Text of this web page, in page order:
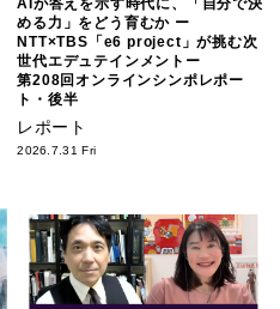
AIが答えを示す時代に、「自分で決
める力」をどう育むか ー
NTT×TBS「e6 project」が挑む次
世代エデュテインメントー
第208回オンラインシンポレポー
ト・後半
レポート
2026.7.31 Fri